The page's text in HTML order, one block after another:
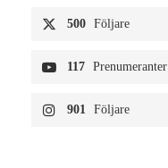
500 Följare
117 Prenumeranter
901 Följare